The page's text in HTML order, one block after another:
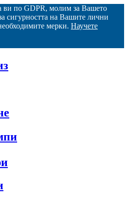
ви по GDPR, молим за Вашето
сигурността на Вашите лични
мерки. Научете